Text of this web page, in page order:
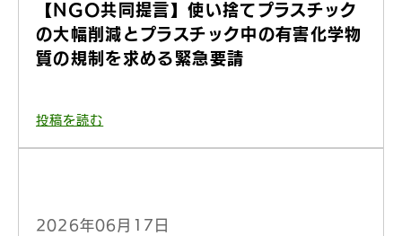
【NGO共同提言】使い捨てプラスチック
の大幅削減とプラスチック中の有害化学物
質の規制を求める緊急要請
投稿を読む
2026年06月17日